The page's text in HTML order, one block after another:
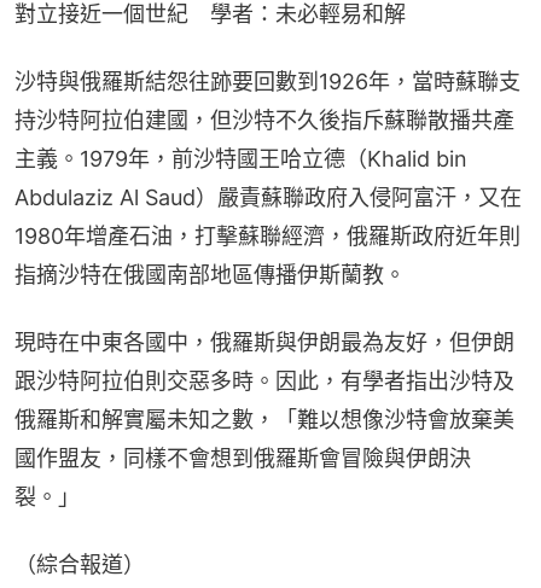
對立接近一個世紀　學者：未必輕易和解
沙特與俄羅斯結怨往跡要回數到1926年，當時蘇聯支
持沙特阿拉伯建國，但沙特不久後指斥蘇聯散播共產
主義。1979年，前沙特國王哈立德（Khalid bin
Abdulaziz Al Saud）嚴責蘇聯政府入侵阿富汗，又在
1980年增產石油，打擊蘇聯經濟，俄羅斯政府近年則
指摘沙特在俄國南部地區傳播伊斯蘭教。
現時在中東各國中，俄羅斯與伊朗最為友好，但伊朗
跟沙特阿拉伯則交惡多時。因此，有學者指出沙特及
俄羅斯和解實屬未知之數，「難以想像沙特會放棄美
國作盟友，同樣不會想到俄羅斯會冒險與伊朗決
裂。」
（綜合報道）